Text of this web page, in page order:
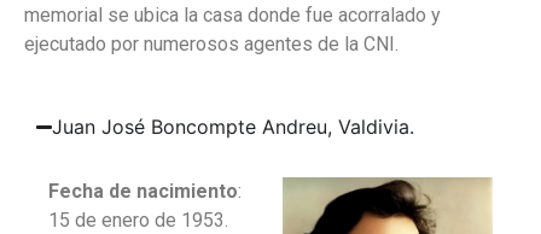
memorial se ubica la casa donde fue acorralado y
ejecutado por numerosos agentes de la CNI.
Juan José Boncompte Andreu, Valdivia.
Fecha de nacimiento:
15 de enero de 1953.